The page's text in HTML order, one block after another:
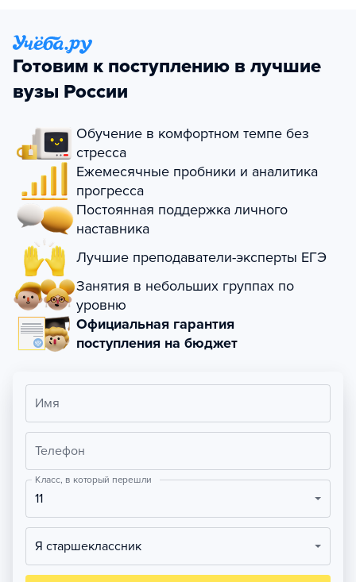
Готовим к поступлению в лучшие
вузы России
Обучение в комфортном темпе без
стресса
Ежемесячные пробники и аналитика
прогресса
Постоянная поддержка личного
наставника
Лучшие преподаватели-эксперты ЕГЭ
Занятия в небольших группах по
уровню
Официальная гарантия
поступления на бюджет
Имя
Телефон
Класс, в который перешли
11
Я старшеклассник